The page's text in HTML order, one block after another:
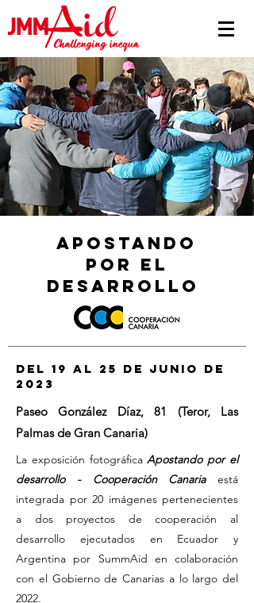
apostando
por el
desarrollo
del 19 al 25 de junio de
2023
Paseo González Díaz, 81 (Teror, Las
Palmas de Gran Canaria)
La exposición fotográficaApostando por el
desarrollo - Cooperación Canariaestá
integrada por 20 imágenes pertenecientes
a dos proyectos de cooperación al
desarrollo ejecutados en Ecuador y
Argentina por SummAid en colaboración
con el Gobierno de Canarias a lo largo del
2022.